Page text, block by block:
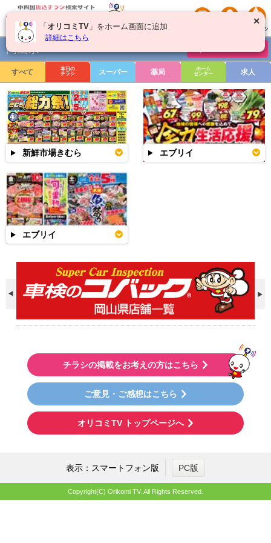
岡山県
すべて
本日の
チラシ
スーパー 薬局
ホーム
センター
求人
新鮮市場きむら エブリイ
エブリイ
チラシの掲載をお考えの方はこちら
ご意見・ご感想はこちら
オリコミTV トップページへ
表示：スマートフォン版 PC版
Copyright(C) Orikomi TV. All Rights Reserved.
✕
「 オリコミTV 」をホーム画面に追加
詳細はこちら